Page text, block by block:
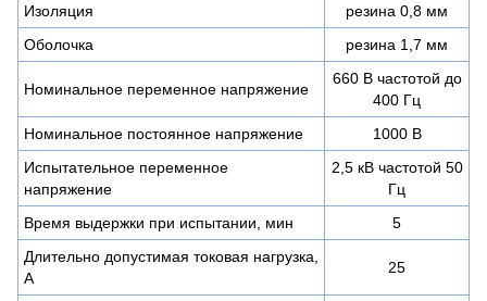
Изоляция
резина 0,8 мм
Оболочка
резина 1,7 мм
Номинальное переменное напряжение
660 В частотой до
400 Гц
Номинальное постоянное напряжение
1000 В
Испытательное переменное
напряжение
2,5 кВ частотой 50
Гц
Время выдержки при испытании, мин
5
Длительно допустимая токовая нагрузка,
А
25